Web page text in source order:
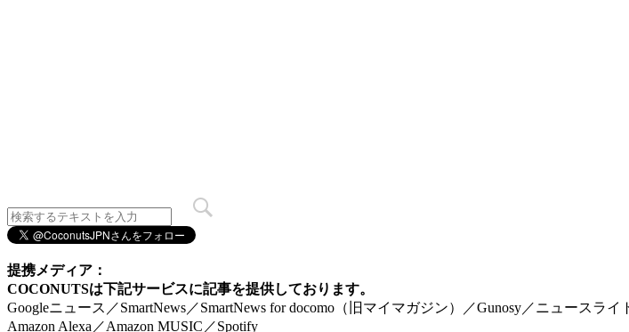
提携メディア：
COCONUTSは下記サービスに記事を提供しております。
Googleニュース／SmartNews／SmartNews for docomo（旧マイマガジン）／Gunosy／ニュースラ
Amazon Alexa／Amazon MUSIC／Spotify